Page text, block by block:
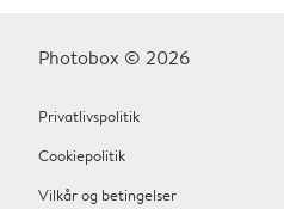
Photobox © 2026
Privatlivspolitik
Cookiepolitik
Vilkår og betingelser